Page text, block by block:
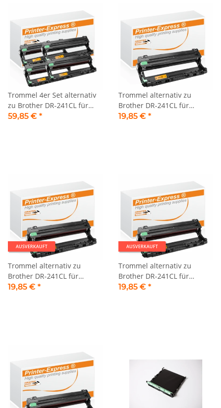
Trommel 4er Set alternativ
zu Brother DR-241CL für
Brother Drucker
59,85 € *
Trommel alternativ zu
Brother DR-241CL für
Brother Drucker schwarz
19,85 € *
AUSVERKAUFT
Trommel alternativ zu
Brother DR-241CL für
Brother Drucker cyan
19,85 € *
AUSVERKAUFT
Trommel alternativ zu
Brother DR-241CL für
Brother Drucker magenta
19,85 € *